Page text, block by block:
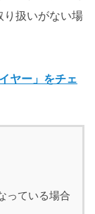
り扱いがない場
ヤー」をチェ
っている場合